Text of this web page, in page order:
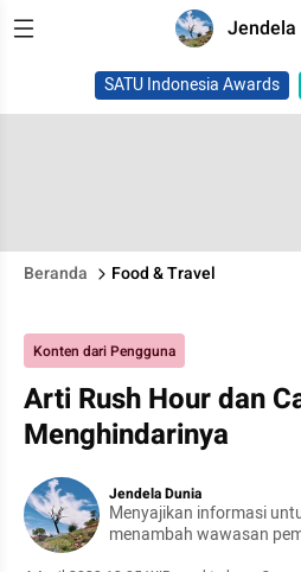
Jendela
SATU Indonesia Awards
Beranda Food & Travel
Konten dari Pengguna
Arti Rush Hour dan
Menghindarinya
Jendela Dunia
Menyajikan informasi
menambah wawasan